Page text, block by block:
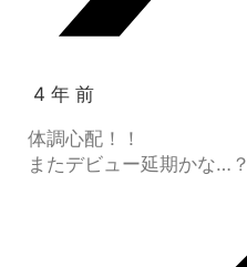
4 年 前
体調心配！！
またデビュー延期かな…？